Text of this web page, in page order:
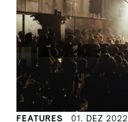
FEATURES 01. DEZ 2022